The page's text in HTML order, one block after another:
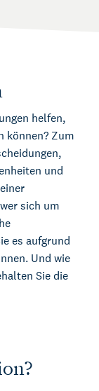
helfen,
können? Zum
und
sich um
es aufgrund
Und wie
Sie die